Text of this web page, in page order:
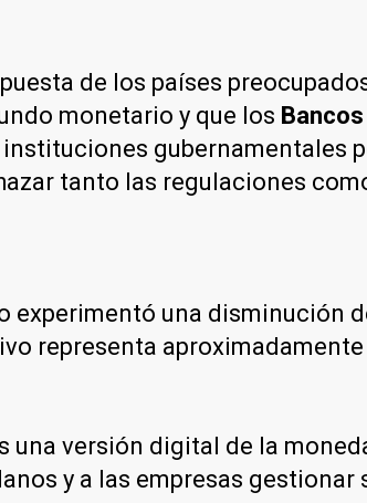
de los países
monetario y que los
gubernamentales
tanto las regulaciones
experimentó una disminución
representa
una versión digital de la
y a las empresas